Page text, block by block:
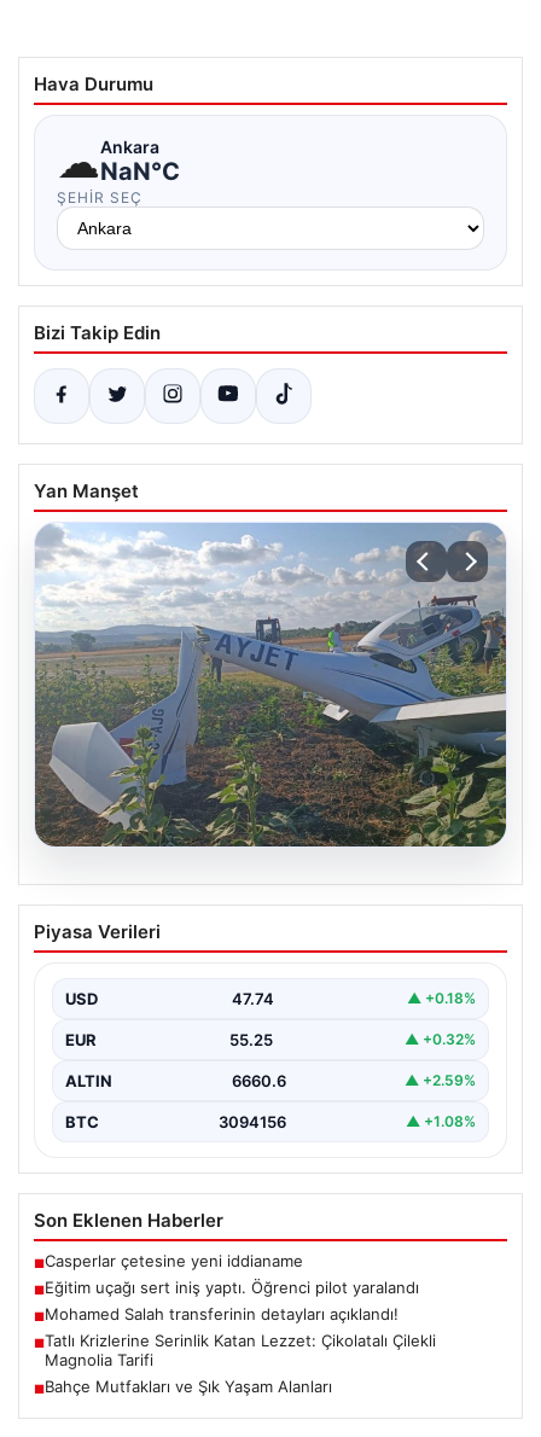
Hava Durumu
☁Ankara
NaN°C
ŞEHIR SEÇ
Bizi Takip Edin
Yan Manşet
Eğitim uçağı sert iniş yaptı. Öğrenci
pilot yaralandı
Piyasa Verileri
USD 47.74 ▲ +0.18%
EUR 55.25 ▲ +0.32%
ALTIN 6660.6 ▲ +2.59%
BTC 3094156 ▲ +1.08%
Son Eklenen Haberler
■Casperlar çetesine yeni iddianame
■Eğitim uçağı sert iniş yaptı. Öğrenci pilot yaralandı
■Mohamed Salah transferinin detayları açıklandı!
■Tatlı Krizlerine Serinlik Katan Lezzet: Çikolatalı Çilekli
Magnolia Tarifi
■Bahçe Mutfakları ve Şık Yaşam Alanları